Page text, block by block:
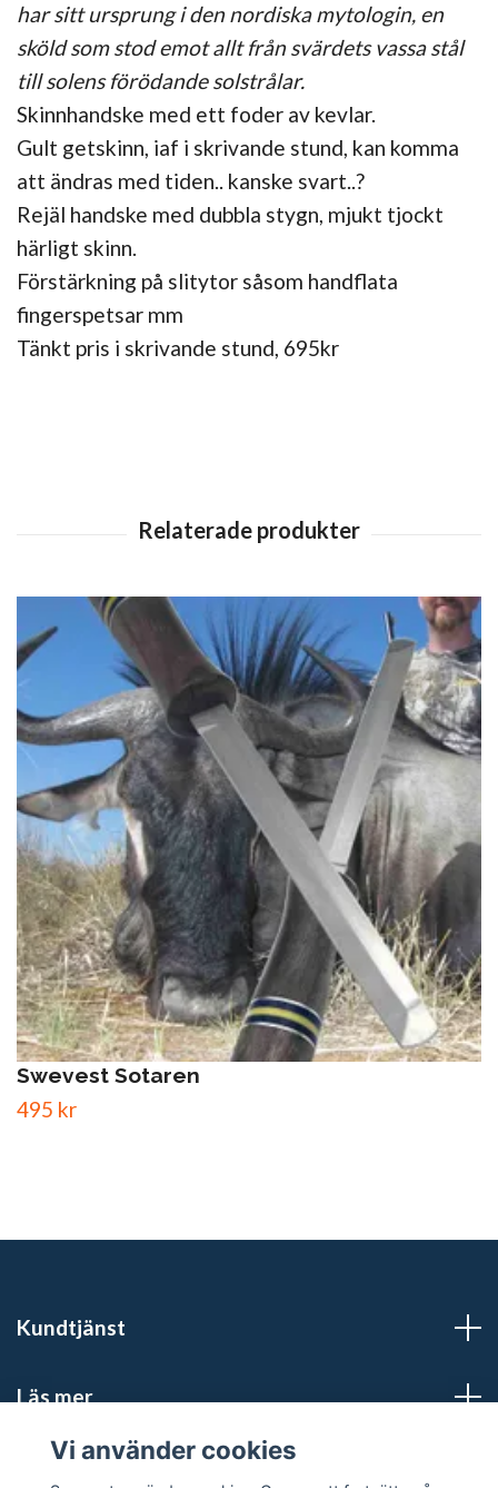
har sitt ursprung i den nordiska mytologin, en
sköld som stod emot allt från svärdets vassa stål
till solens förödande solstrålar.
Skinnhandske med ett foder av kevlar.
Gult getskinn, iaf i skrivande stund, kan komma
att ändras med tiden.. kanske svart..?
Rejäl handske med dubbla stygn, mjukt tjockt
härligt skinn.
Förstärkning på slitytor såsom handflata
fingerspetsar mm
Tänkt pris i skrivande stund, 695kr
Swevest Sotaren
495 kr
Kundtjänst
Läs mer
Sociala medier
Vi använder cookies